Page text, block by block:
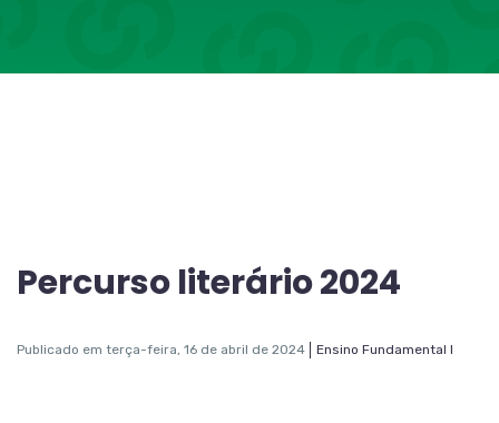
Percurso literário 2024
Publicado em terça-feira, 16 de abril de 2024 Ensino Fundamental I